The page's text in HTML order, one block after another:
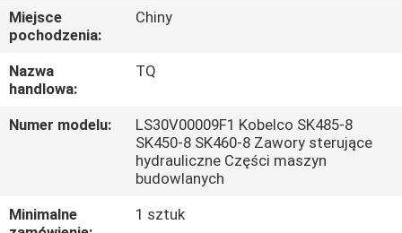
POKAZ
VR
O
WYCIECZKA
Miejsce
pochodzenia:
Chiny
Nazwa
handlowa:
TQ
Numer modelu:
LS30V00009F1 Kobelco SK485-8
SK450-8 SK460-8 Zawory sterujące
hydrauliczne Części maszyn
budowlanych
Minimalne
1 sztuk